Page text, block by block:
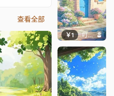
查看全部
￥1 叮叮当当